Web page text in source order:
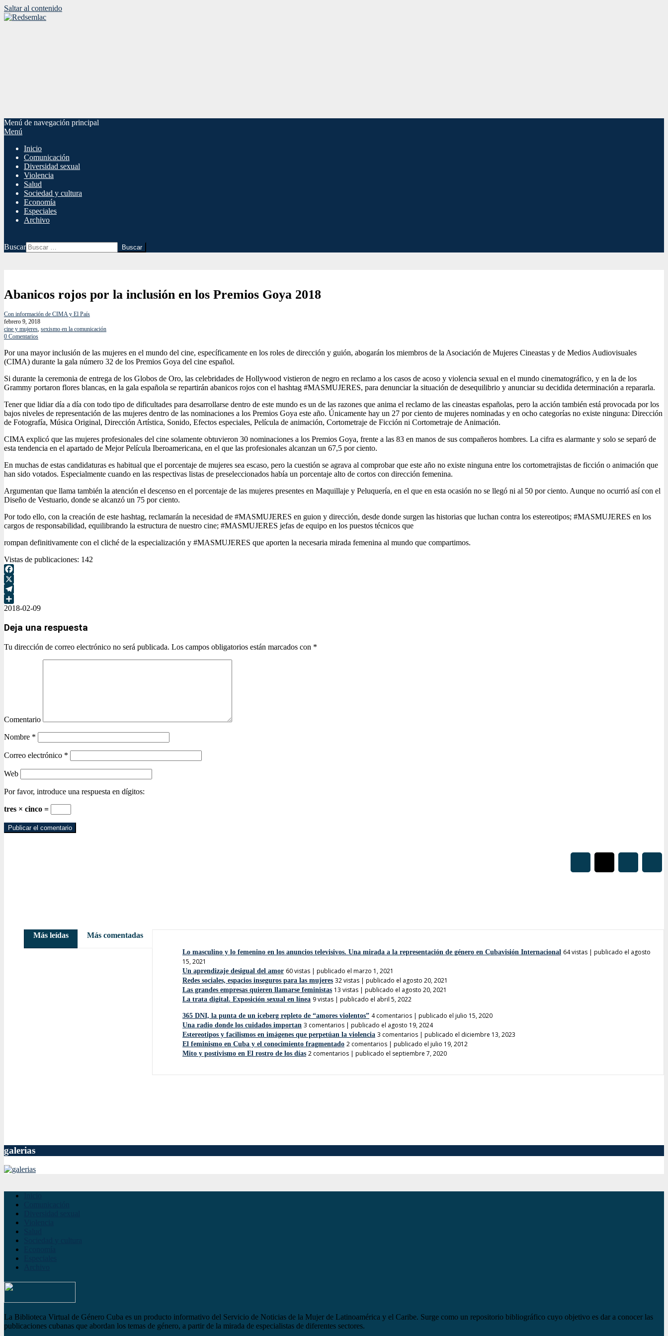
Saltar al contenido
Menú de navegación principal
Menú
Inicio
Comunicación
Diversidad sexual
Violencia
Salud
Sociedad y cultura
Economía
Especiales
Archivo
Buscar
Abanicos rojos por la inclusión en los Premios Goya 2018
Con información de CIMA y El País
febrero 9, 2018
cine y mujeres, sexismo en la comunicación
0 Comentarios
Por una mayor inclusión de las mujeres en el mundo del cine, específicamente en los roles de dirección y guión, abogarán los miembros de la Asociación de Mujeres Cineastas y de Medios Audiovisuales
(CIMA) durante la gala número 32 de los Premios Goya del cine español.
Si durante la ceremonia de entrega de los Globos de Oro, las celebridades de Hollywood vistieron de negro en reclamo a los casos de acoso y violencia sexual en el mundo cinematográfico, y en la de los
Grammy portaron flores blancas, en la gala española se repartirán abanicos rojos con el hashtag #MASMUJERES, para denunciar la situación de desequilibrio y anunciar su decidida determinación a repararla.
Tener que lidiar día a día con todo tipo de dificultades para desarrollarse dentro de este mundo es un de las razones que anima el reclamo de las cineastas españolas, pero la acción también está provocada por los
bajos niveles de representación de las mujeres dentro de las nominaciones a los Premios Goya este año. Únicamente hay un 27 por ciento de mujeres nominadas y en ocho categorías no existe ninguna: Dirección
de Fotografía, Música Original, Dirección Artística, Sonido, Efectos especiales, Película de animación, Cortometraje de Ficción ni Cortometraje de Animación.
CIMA explicó que las mujeres profesionales del cine solamente obtuvieron 30 nominaciones a los Premios Goya, frente a las 83 en manos de sus compañeros hombres. La cifra es alarmante y solo se separó de
esta tendencia en el apartado de Mejor Película Iberoamericana, en el que las profesionales alcanzan un 67,5 por ciento.
En muchas de estas candidaturas es habitual que el porcentaje de mujeres sea escaso, pero la cuestión se agrava al comprobar que este año no existe ninguna entre los cortometrajistas de ficción o animación que
han sido votados. Especialmente cuando en las respectivas listas de preseleccionados había un porcentaje alto de cortos con dirección femenina.
Argumentan que llama también la atención el descenso en el porcentaje de las mujeres presentes en Maquillaje y Peluquería, en el que en esta ocasión no se llegó ni al 50 por ciento. Aunque no ocurrió así con el
Diseño de Vestuario, donde se alcanzó un 75 por ciento.
Por todo ello, con la creación de este hashtag, reclamarán la necesidad de #MASMUJERES en guion y dirección, desde donde surgen las historias que luchan contra los estereotipos; #MASMUJERES en los
cargos de responsabilidad, equilibrando la estructura de nuestro cine; #MASMUJERES jefas de equipo en los puestos técnicos que
rompan definitivamente con el cliché de la especialización y #MASMUJERES que aporten la necesaria mirada femenina al mundo que compartimos.
Vistas de publicaciones: 142
Facebook
X
Telegram
Compartir
2018-02-09
Deja una respuesta
Tu dirección de correo electrónico no será publicada. Los campos obligatorios están marcados con *
Comentario
Nombre *
Correo electrónico *
Web
Por favor, introduce una respuesta en dígitos:
tres × cinco =
Más leídas Más comentadas
Lo masculino y lo femenino en los anuncios televisivos. Una mirada a la representación de género en Cubavisión Internacional 64 vistas | publicado el agosto
15, 2021
Un aprendizaje desigual del amor 60 vistas | publicado el marzo 1, 2021
Redes sociales, espacios inseguros para las mujeres 32 vistas | publicado el agosto 20, 2021
Las grandes empresas quieren llamarse feministas 13 vistas | publicado el agosto 20, 2021
La trata digital. Exposición sexual en línea 9 vistas | publicado el abril 5, 2022
365 DNI, la punta de un iceberg repleto de “amores violentos” 4 comentarios | publicado el julio 15, 2020
Una radio donde los cuidados importan 3 comentarios | publicado el agosto 19, 2024
Estereotipos y facilismos en imágenes que perpetúan la violencia 3 comentarios | publicado el diciembre 13, 2023
El feminismo en Cuba y el conocimiento fragmentado 2 comentarios | publicado el julio 19, 2012
Mito y postivismo en El rostro de los días 2 comentarios | publicado el septiembre 7, 2020
galerias
La Biblioteca Virtual de Género Cuba es un producto informativo del Servicio de Noticias de la Mujer de Latinoamérica y el Caribe. Surge como un repositorio bibliográfico cuyo objetivo es dar a conocer las
publicaciones cubanas que abordan los temas de género, a partir de la mirada de especialistas de diferentes sectores.